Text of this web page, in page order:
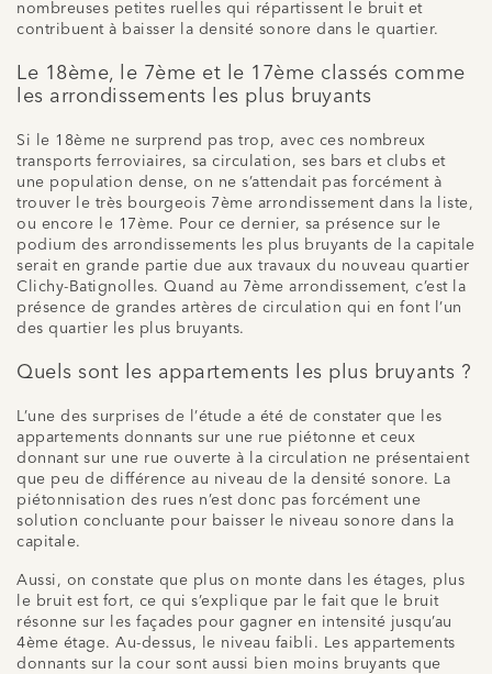
nombreuses petites ruelles qui répartissent le bruit et
contribuent à baisser la densité sonore dans le quartier.
Le 18ème, le 7ème et le 17ème classés comme
les arrondissements les plus bruyants
Si le 18ème ne surprend pas trop, avec ces nombreux
transports ferroviaires, sa circulation, ses bars et clubs et
une population dense, on ne s’attendait pas forcément à
trouver le très bourgeois 7ème arrondissement dans la liste,
ou encore le 17ème. Pour ce dernier, sa présence sur le
podium des arrondissements les plus bruyants de la capitale
serait en grande partie due aux travaux du nouveau quartier
Clichy-Batignolles. Quand au 7ème arrondissement, c’est la
présence de grandes artères de circulation qui en font l’un
des quartier les plus bruyants.
Quels sont les appartements les plus bruyants ?
L’une des surprises de l’étude a été de constater que les
appartements donnants sur une rue piétonne et ceux
donnant sur une rue ouverte à la circulation ne présentaient
que peu de différence au niveau de la densité sonore. La
piétonnisation des rues n’est donc pas forcément une
solution concluante pour baisser le niveau sonore dans la
capitale.
Aussi, on constate que plus on monte dans les étages, plus
le bruit est fort, ce qui s’explique par le fait que le bruit
résonne sur les façades pour gagner en intensité jusqu’au
4ème étage. Au-dessus, le niveau faibli. Les appartements
donnants sur la cour sont aussi bien moins bruyants que